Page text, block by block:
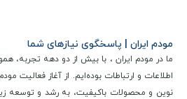
مودم ایران | پاسخگوی نیازهای شما
ما در مودم ایران ، با بیش از دو دهه تجربه،
اطلاعات و ارتباطات بوده‌ایم. از آغاز فعالیت مودم
نوین و محصولات باکیفیت، به رشد و توسعه